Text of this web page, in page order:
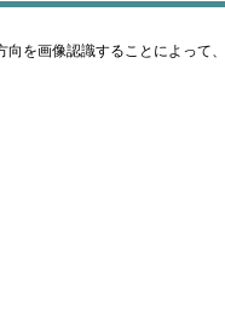
を画像認識することによって